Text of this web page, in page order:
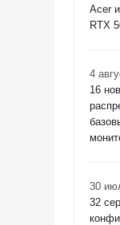
Acer
RTX
4
16
30
32